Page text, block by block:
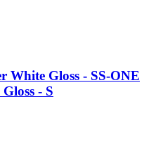
White Gloss - SS-ONE
- S